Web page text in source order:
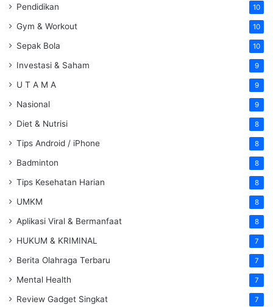
Pendidikan 10
Gym & Workout 10
Sepak Bola 10
Investasi & Saham 9
U T A M A 9
Nasional 9
Diet & Nutrisi 8
Tips Android / iPhone 8
Badminton 8
Tips Kesehatan Harian 8
UMKM 8
Aplikasi Viral & Bermanfaat 8
HUKUM & KRIMINAL 7
Berita Olahraga Terbaru 7
Mental Health 7
Review Gadget Singkat 7